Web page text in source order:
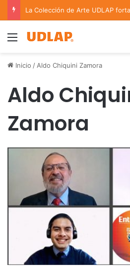
Menu
Inicio / Aldo Chiquini Zamora
Aldo
Zamora